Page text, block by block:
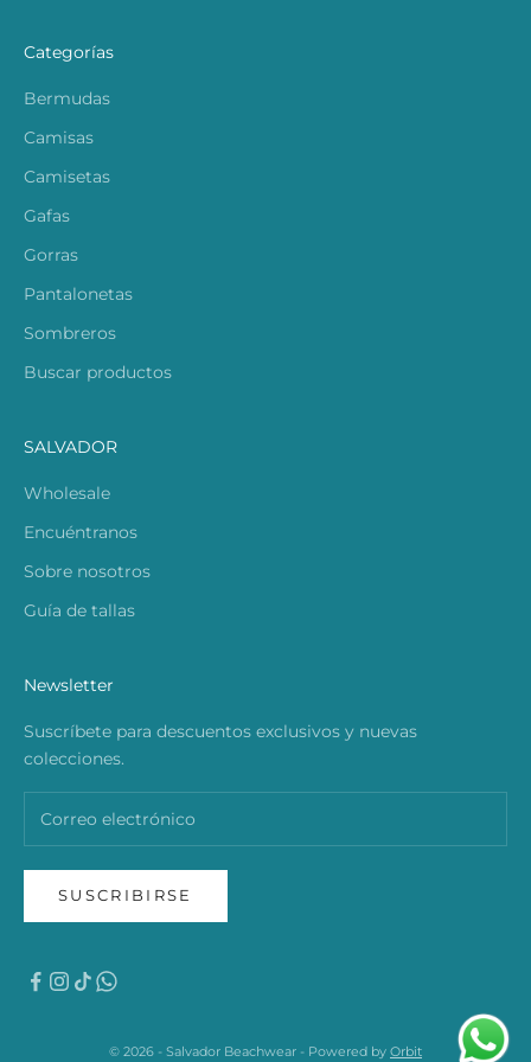
Categorías
Bermudas
Camisas
Camisetas
Gafas
Gorras
Pantalonetas
Sombreros
Buscar productos
SALVADOR
Wholesale
Encuéntranos
Sobre nosotros
Guía de tallas
Newsletter
Suscríbete para descuentos exclusivos y nuevas
colecciones.
SUSCRIBIRSE
© 2026 - Salvador Beachwear - Powered by Orbit